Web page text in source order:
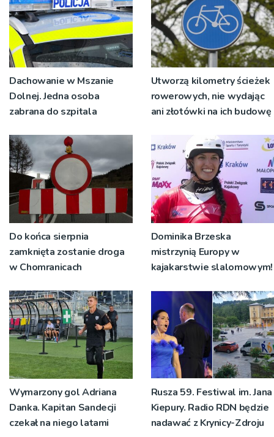
Dachowanie w Mszanie
Dolnej. Jedna osoba
zabrana do szpitala
Utworzą kilometry ścieżek
rowerowych, nie wydając
ani złotówki na ich budowę
Do końca sierpnia
zamknięta zostanie droga
w Chomranicach
Dominika Brzeska
mistrzynią Europy w
kajakarstwie slalomowym!
Wymarzony gol Adriana
Danka. Kapitan Sandecji
czekał na niego latami
Rusza 59. Festiwal im. Jana
Kiepury. Radio RDN będzie
nadawać z Krynicy-Zdroju